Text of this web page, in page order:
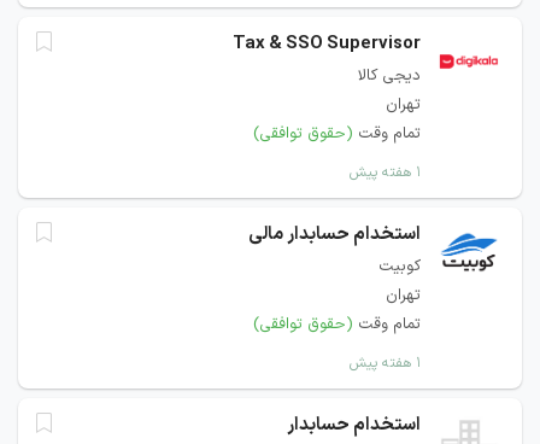
Tax & SSO Supervisor
دیجی کالا
تهران
تمام وقت (حقوق توافقی)
۱ هفته پیش
استخدام حسابدار مالی
کوبیت
تهران
تمام وقت (حقوق توافقی)
۱ هفته پیش
استخدام حسابدار